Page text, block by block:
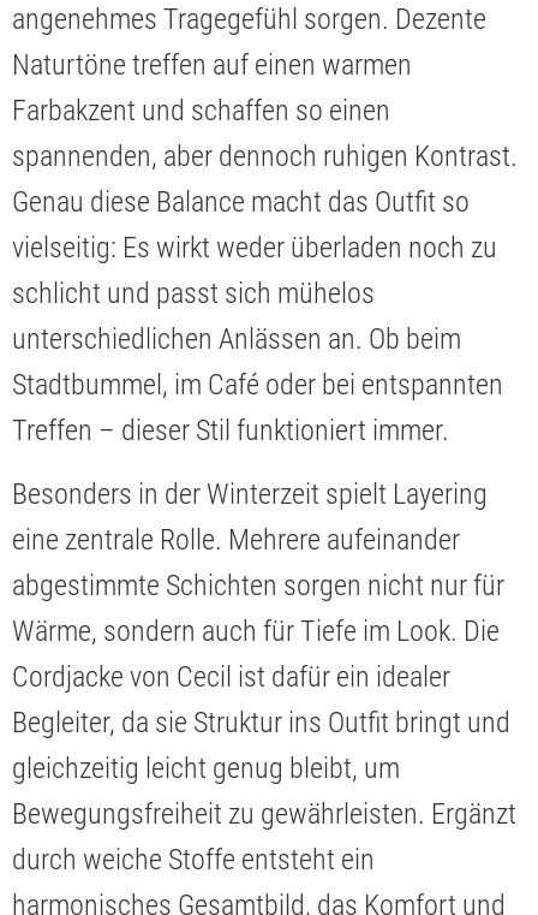
angenehmes Tragegefühl sorgen. Dezente
Naturtöne treffen auf einen warmen
Farbakzent und schaffen so einen
spannenden, aber dennoch ruhigen Kontrast.
Genau diese Balance macht das Outfit so
vielseitig: Es wirkt weder überladen noch zu
schlicht und passt sich mühelos
unterschiedlichen Anlässen an. Ob beim
Stadtbummel, im Café oder bei entspannten
Treffen – dieser Stil funktioniert immer.
Besonders in der Winterzeit spielt Layering
eine zentrale Rolle. Mehrere aufeinander
abgestimmte Schichten sorgen nicht nur für
Wärme, sondern auch für Tiefe im Look. Die
Cordjacke von Cecil ist dafür ein idealer
Begleiter, da sie Struktur ins Outfit bringt und
gleichzeitig leicht genug bleibt, um
Bewegungsfreiheit zu gewährleisten. Ergänzt
durch weiche Stoffe entsteht ein
harmonisches Gesamtbild, das Komfort und